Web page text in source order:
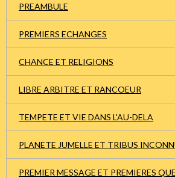
PREAMBULE
PREMIERS ECHANGES
CHANCE ET RELIGIONS
LIBRE ARBITRE ET RANCOEUR
TEMPETE ET VIE DANS L'AU-DELA
PLANETE JUMELLE ET TRIBUS
PREMIER MESSAGE ET PREMIERES